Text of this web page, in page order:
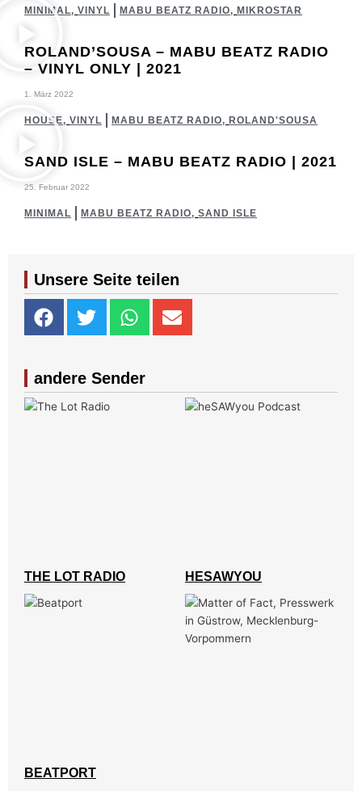
MINIMAL, VINYL MABU BEATZ RADIO, MIKROSTAR
ROLAND’SOUSA – MABU BEATZ RADIO
– VINYL ONLY | 2021​
1. März 2022
HOUSE, VINYL MABU BEATZ RADIO, ROLAND'SOUSA
SAND ISLE – MABU BEATZ RADIO | 2021​
25. Februar 2022
MINIMAL MABU BEATZ RADIO, SAND ISLE
Unsere Seite teilen
andere Sender
THE LOT RADIO HESAWYOU
BEATPORT